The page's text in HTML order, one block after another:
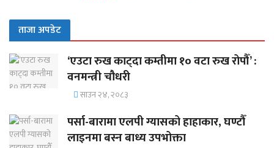
ताजा अपडेट
‘एउटा रुख काट्दा कम्तीमा १० वटा रुख रोपौँ’ :
वनमन्त्री चौधरी
साउन २४, २०८३
पर्सा-बारामा एलपी ग्यासको हाहाकार, घण्टौँ
लाइनमा बस्न बाध्य उपभोक्ता